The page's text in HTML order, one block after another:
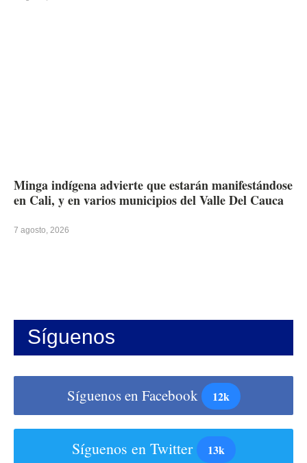
Minga indígena advierte que estarán manifestándose
en Cali, y en varios municipios del Valle Del Cauca
7 agosto, 2026
Síguenos
Síguenos en Facebook 12k
Síguenos en Twitter 13k